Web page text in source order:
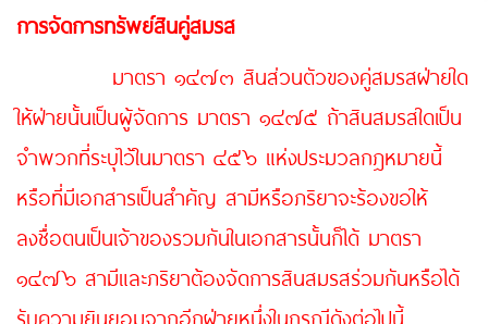
การจัดการทรัพย์สินคู่สมรส
มาตรา ๑๔๗๓ สินส่วนตัวของคู่สมรสฝ่ายใด
ให้ฝ่ายนั้นเป็นผู้จัดการ มาตรา ๑๔๗๕ ถ้าสินสมรสใดเป็น
จำพวกที่ระบุไว้ในมาตรา ๔๕๖ แห่งประมวลกฎหมายนี้
หรือที่มีเอกสารเป็นสำคัญ สามีหรือภริยาจะร้องขอให้
ลงชื่อตนเป็นเจ้าของรวมกันในเอกสารนั้นก็ได้ มาตรา
๑๔๗๖ สามีและภริยาต้องจัดการสินสมรสร่วมกันหรือได้
รับความยินยอมจากอีกฝ่ายหนึ่งในกรณีดังต่อไปนี้